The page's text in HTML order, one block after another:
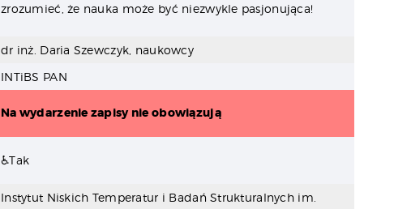
zrozumieć, że nauka może być niezwykle pasjonująca!
dr inż. Daria Szewczyk, naukowcy
INTiBS PAN
Na wydarzenie zapisy nie obowiązują
♿Tak
Instytut Niskich Temperatur i Badań Strukturalnych im.